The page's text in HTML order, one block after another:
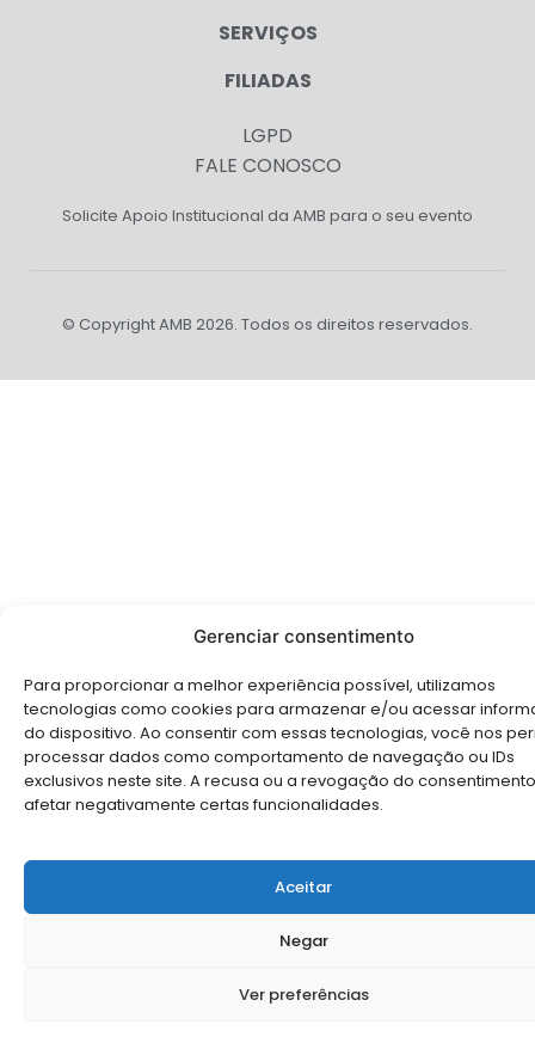
Gerenciar consentimento
Para proporcionar a melhor experiência possível, utilizamos
tecnologias como cookies para armazenar e/ou acessar
do dispositivo. Ao consentir com essas tecnologias, você nos
processar dados como comportamento de navegação ou IDs
exclusivos neste site. A recusa ou a revogação do
afetar negativamente certas funcionalidades.
Aceitar
Negar
Ver preferências
SERVIÇOS
FILIADAS
LGPD
FALE CONOSCO
Solicite Apoio Institucional da AMB para o seu evento
© Copyright AMB 2026. Todos os direitos reservados.